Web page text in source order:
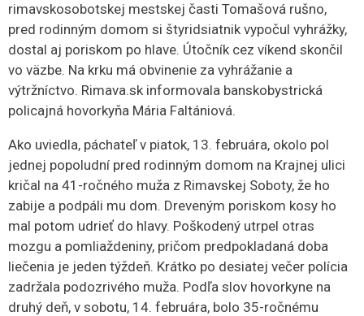
rimavskosobotskej mestskej časti Tomašová rušno,
pred rodinným domom si štyridsiatnik vypočul vyhrážky,
dostal aj poriskom po hlave. Útočník cez víkend skončil
vo väzbe. Na krku má obvinenie za vyhrážanie a
výtržníctvo. Rimava.sk informovala banskobystrická
policajná hovorkyňa Mária Faltániová.
Ako uviedla, páchateľ v piatok, 13. februára, okolo pol
jednej popoludní pred rodinným domom na Krajnej ulici
kričal na 41-ročného muža z Rimavskej Soboty, že ho
zabije a podpáli mu dom. Dreveným poriskom kosy ho
mal potom udrieť do hlavy. Poškodený utrpel otras
mozgu a pomliaždeniny, pričom predpokladaná doba
liečenia je jeden týždeň. Krátko po desiatej večer polícia
zadržala podozrivého muža. Podľa slov hovorkyne na
druhý deň, v sobotu, 14. februára, bolo 35-ročnému